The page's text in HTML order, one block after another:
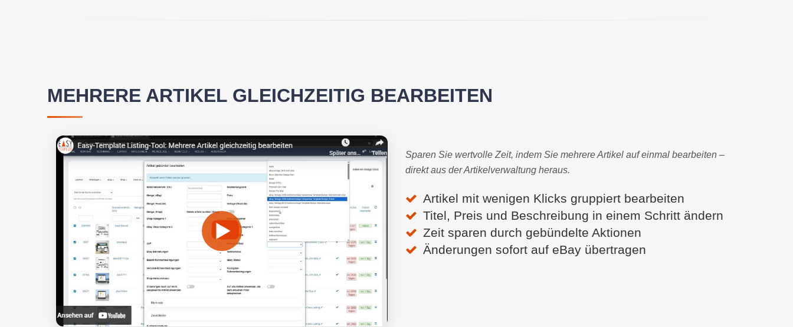
MEHRERE ARTIKEL GLEICHZEITIG BEARBEITEN
Sparen Sie wertvolle Zeit, indem Sie mehrere Artikel auf einmal bearbeiten –
direkt aus der Artikelverwaltung heraus.
Artikel mit wenigen Klicks gruppiert bearbeiten
Titel, Preis und Beschreibung in einem Schritt ändern
Zeit sparen durch gebündelte Aktionen
Änderungen sofort auf eBay übertragen